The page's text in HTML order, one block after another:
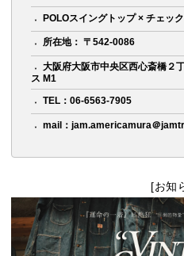
POLOスイングトップ × チェッ
所在地： 〒542-0086
大阪府大阪市中央区西心斎橋２
ス M1
TEL：06-6563-7905
mail：jam.americamura＠
[お知